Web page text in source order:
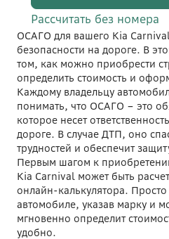
ОСАГО для вашего Kia
безопасности на дороге. В
том, как можно приобрести
определить стоимость и
Каждому владельцу
понимать, что ОСАГО – это
которое несет
дороге. В случае ДТП, оно
трудностей и обеспечит
Первым шагом к
Kia Carnival может быть
онлайн-калькулятора.
автомобиле, указав марку и
мгновенно определит
удобно.